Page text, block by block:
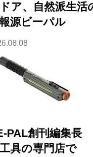
ドア、自然派生活
源ビーパル
PAL創刊編集長
具の専門店で